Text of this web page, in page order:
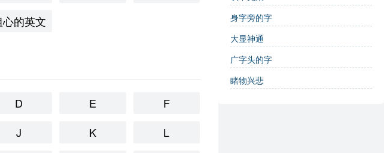
英语翻译及用法
心的英文
D E
F
J K
L
身字旁的字
大显神通
广字头的字
睹物兴悲